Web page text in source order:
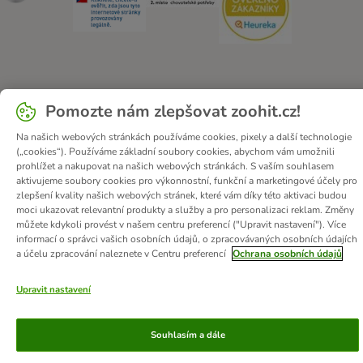
O zoohit
Všeobecné obchodní podmínky
Zde odstoupit od smlouvy
Zákon o digitálních službách
Likvidace baterií
Kontakt
Poštovné a dodací termín
Způsoby platby
Partnerský program
Ochrana osobních údajů
Ochrana osobních údajů
Prohlášení o přístupnosti
© zooplus SE2026
Pomozte nám zlepšovat zoohit.cz!
Na našich webových stránkách používáme cookies, pixely a další technologie
(„cookies“). Používáme základní soubory cookies, abychom vám umožnili
prohlížet a nakupovat na našich webových stránkách. S vaším souhlasem
aktivujeme soubory cookies pro výkonnostní, funkční a marketingové účely pro
zlepšení kvality našich webových stránek, které vám díky této aktivaci budou
moci ukazovat relevantní produkty a služby a pro personalizaci reklam. Změny
můžete kdykoli provést v našem centru preferencí ("Upravit nastavení"). Více
informací o správci vašich osobních údajů, o zpracovávaných osobních údajích
a účelu zpracování naleznete v Centru preferencí Ochrana osobních údajů
Upravit nastavení
Souhlasím a dále